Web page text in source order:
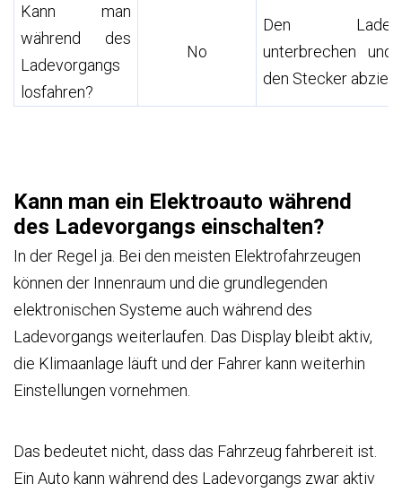
Kann man
während des
Ladevorgangs
losfahren?
No
Den
unterbrechen und
den Stecker
Kann man ein Elektroauto während
des Ladevorgangs einschalten?
In der Regel ja. Bei den meisten Elektrofahrzeugen
können der Innenraum und die grundlegenden
elektronischen Systeme auch während des
Ladevorgangs weiterlaufen. Das Display bleibt aktiv,
die Klimaanlage läuft und der Fahrer kann weiterhin
Einstellungen vornehmen.
Das bedeutet nicht, dass das Fahrzeug fahrbereit ist.
Ein Auto kann während des Ladevorgangs zwar aktiv